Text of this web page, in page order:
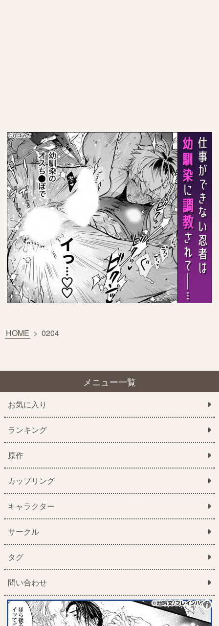
HOME > 0204
メニュー一覧
お気に入り
ランキング
原作
カップリング
キャラクター
サークル
タグ
問い合わせ